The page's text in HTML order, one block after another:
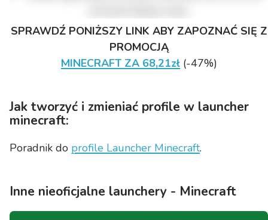
SPRAWDŹ PONIŻSZY LINK ABY ZAPOZNAĆ SIĘ Z
PROMOCJĄ
MINECRAFT ZA 68,21zł(-47%)
Jak tworzyć i zmieniać profile w launcher
minecraft:
Poradnik do profile Launcher Minecraft.
Inne nieoficjalne launchery - Minecraft